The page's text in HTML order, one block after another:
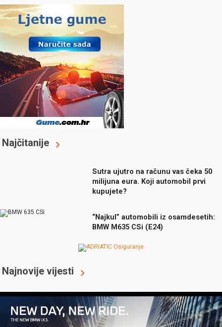
Najčitanije
Sutra ujutro na računu vas čeka 50
milijuna eura. Koji automobil prvi
kupujete?
“Najkul” automobili iz osamdesetih:
BMW M635 CSi (E24)
Najnovije vijesti